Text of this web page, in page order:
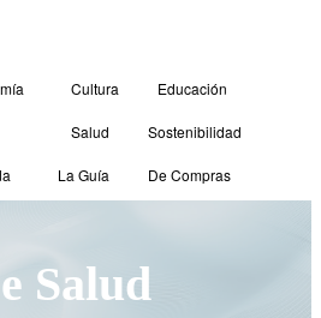
Cultura Educación
Salud Sostenibilidad
La Guía De Compras
Salud